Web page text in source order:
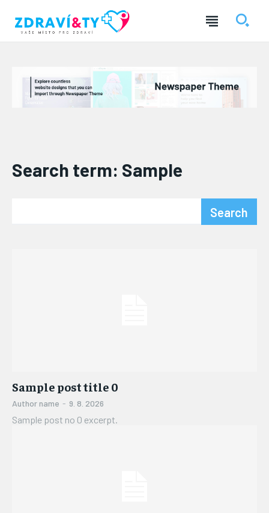
Náš web nabízí komplexní informace a rady pro zdravý životní
HUBNUTÍ
Search term: Sample
Search
Sample post title 0
Author name - 9. 8. 2026
Sample post no 0 excerpt.